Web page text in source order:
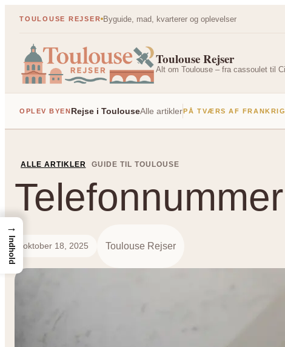
TOULOUSE REJSER Byguide, mad, kvarterer og oplevelser
Toulouse Rejser
Alt om Toulouse – fra cassoulet til
OPLEV BYENRejse i ToulouseAlle artiklerPÅ TVÆRS AF FRANKRIG
ALLE ARTIKLER GUIDE TIL TOULOUSE
oktober 18, 2025 Toulouse Rejser
→
Indhold